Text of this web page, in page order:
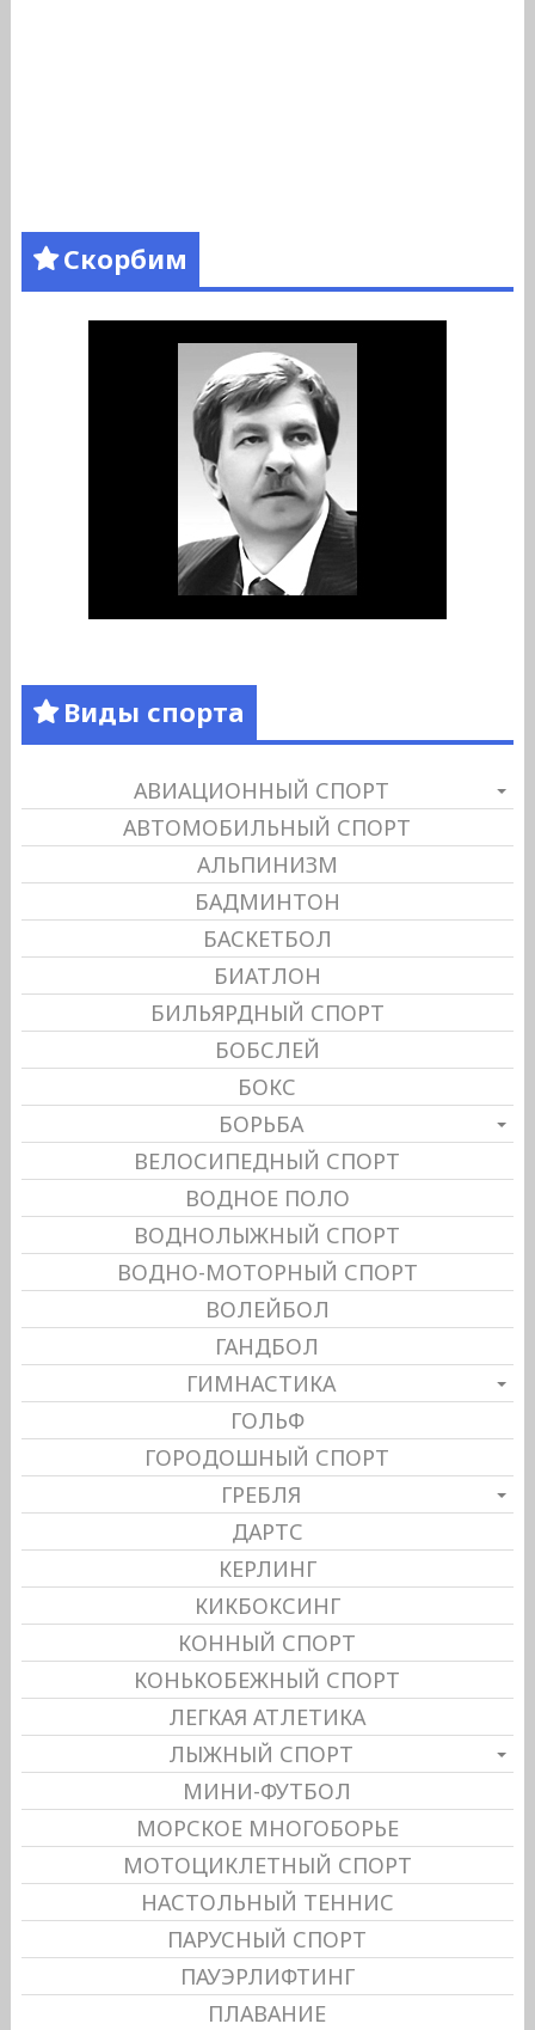
Скорбим
Виды спорта
АВИАЦИОННЫЙ СПОРТ
АВТОМОБИЛЬНЫЙ СПОРТ
АЛЬПИНИЗМ
БАДМИНТОН
БАСКЕТБОЛ
БИАТЛОН
БИЛЬЯРДНЫЙ СПОРТ
БОБСЛЕЙ
БОКС
БОРЬБА
ВЕЛОСИПЕДНЫЙ СПОРТ
ВОДНОЕ ПОЛО
ВОДНОЛЫЖНЫЙ СПОРТ
ВОДНО-МОТОРНЫЙ СПОРТ
ВОЛЕЙБОЛ
ГАНДБОЛ
ГИМНАСТИКА
ГОЛЬФ
ГОРОДОШНЫЙ СПОРТ
ГРЕБЛЯ
ДАРТС
КЕРЛИНГ
КИКБОКСИНГ
КОННЫЙ СПОРТ
КОНЬКОБЕЖНЫЙ СПОРТ
ЛЕГКАЯ АТЛЕТИКА
ЛЫЖНЫЙ СПОРТ
МИНИ-ФУТБОЛ
МОРСКОЕ МНОГОБОРЬЕ
МОТОЦИКЛЕТНЫЙ СПОРТ
НАСТОЛЬНЫЙ ТЕННИС
ПАРУСНЫЙ СПОРТ
ПАУЭРЛИФТИНГ
ПЛАВАНИЕ